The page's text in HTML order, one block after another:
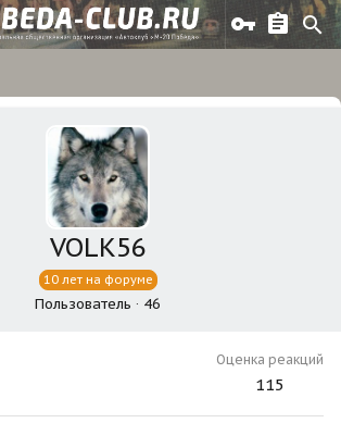
VOLK56
10 лет на форуме
Пользователь · 46
Оценка реакций
115